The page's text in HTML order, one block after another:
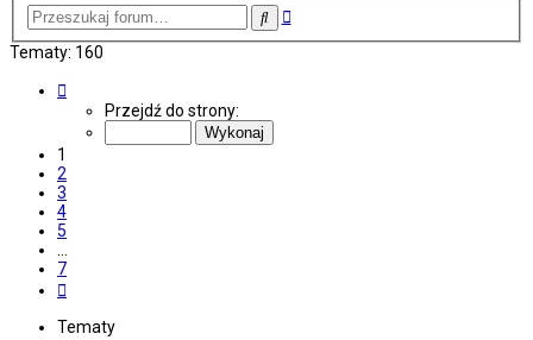
SzukajWyszukiwanie
Tematy: 160
Przejdź do strony:
1
2
3
4
5
…
7
Tematy